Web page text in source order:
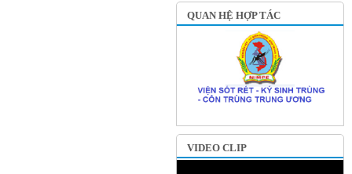
QUAN HỆ HỢP TÁC
VIDEO CLIP